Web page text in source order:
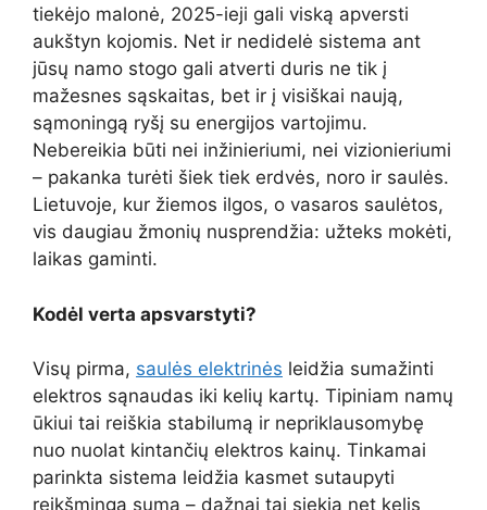
tiekėjo malonė, 2025-ieji gali viską apversti
aukštyn kojomis. Net ir nedidelė sistema ant
jūsų namo stogo gali atverti duris ne tik į
mažesnes sąskaitas, bet ir į visiškai naują,
sąmoningą ryšį su energijos vartojimu.
Nebereikia būti nei inžinieriumi, nei vizionieriumi
– pakanka turėti šiek tiek erdvės, noro ir saulės.
Lietuvoje, kur žiemos ilgos, o vasaros saulėtos,
vis daugiau žmonių nusprendžia: užteks mokėti,
laikas gaminti.
Kodėl verta apsvarstyti?
Visų pirma, saulės elektrinės leidžia sumažinti
elektros sąnaudas iki kelių kartų. Tipiniam namų
ūkiui tai reiškia stabilumą ir nepriklausomybę
nuo nuolat kintančių elektros kainų. Tinkamai
parinkta sistema leidžia kasmet sutaupyti
reikšmingą sumą – dažnai tai siekia net kelis